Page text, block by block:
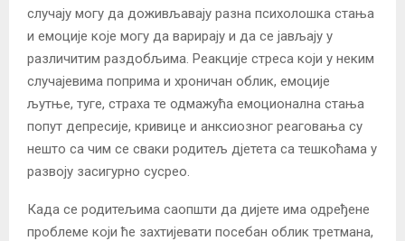
случају могу да доживљавају разна психолошка стања
и емоције које могу да варирају и да се јављају у
различитим раздобљима. Реакције стреса који у неким
случајевима поприма и хроничан облик, емоције
љутње, туге, страха те одмажућа емоционална стања
попут депресије, кривице и анксиозног реаговања су
нешто са чим се сваки родитељ дјетета са тешкоћама у
развоју засигурно сусрео.
Када се родитељима саопшти да дијете има одређене
проблеме који ће захтијевати посебан облик третмана,